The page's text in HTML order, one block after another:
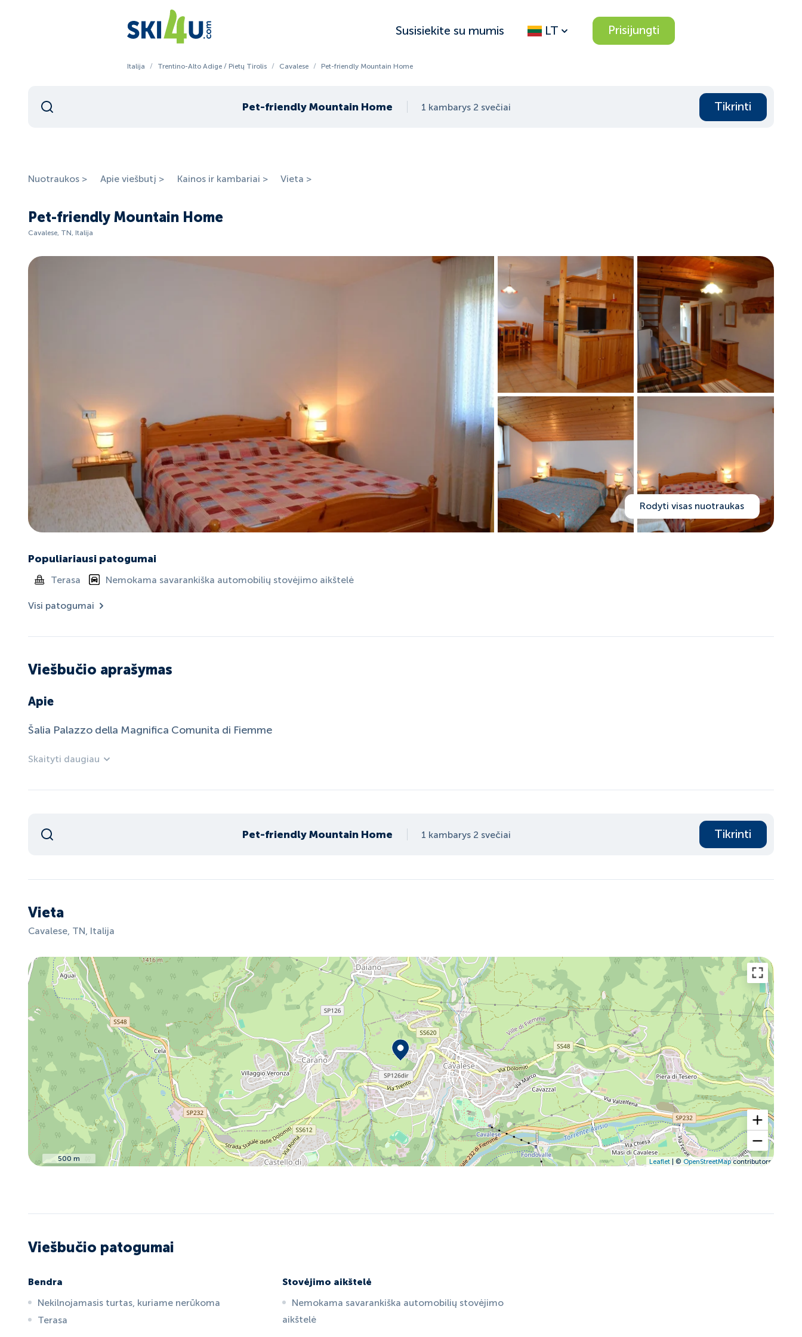
Susisiekite su mumis LT Prisijungti
Italija / Trentino-Alto Adige / Pietų Tirolis / Cavalese / Pet-friendly Mountain Home
Pet-friendly Mountain Home 1 kambarys 2 svečiai Tikrinti
Nuotraukos > Apie viešbutį > Kainos ir kambariai > Vieta >
Pet-friendly Mountain Home
Cavalese, TN, Italija
Rodyti visas nuotraukas
Populiariausi patogumai
Terasa Nemokama savarankiška automobilių stovėjimo aikštelė
Visi patogumai
Viešbučio aprašymas
Apie
Šalia Palazzo della Magnifica Comunita di Fiemme
Skaityti daugiau
Pet-friendly Mountain Home 1 kambarys 2 svečiai Tikrinti
Vieta
Cavalese, TN, Italija
500 m Leaflet| ©OpenStreetMapcontributors
Viešbučio patogumai
Bendra
Nekilnojamasis turtas, kuriame nerūkoma
Terasa
Stovėjimo aikštelė
Nemokama savarankiška automobilių stovėjimo
aikštelė